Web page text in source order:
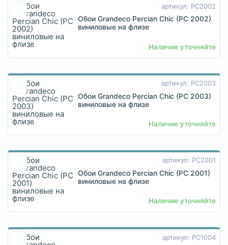
артикул: PC2002
Обои Grandeco Percian Chic (PC 2002)
виниловые на флизе
Наличие уточняйте
артикул: PC2003
Обои Grandeco Percian Chic (PC 2003)
виниловые на флизе
Наличие уточняйте
артикул: PC2001
Обои Grandeco Percian Chic (PC 2001)
виниловые на флизе
Наличие уточняйте
артикул: PC1004